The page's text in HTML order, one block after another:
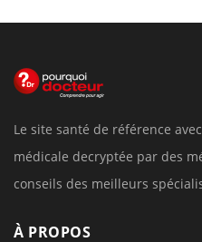
Le site santé de référence
médicale decryptée par des
conseils des meilleurs
À PROPOS